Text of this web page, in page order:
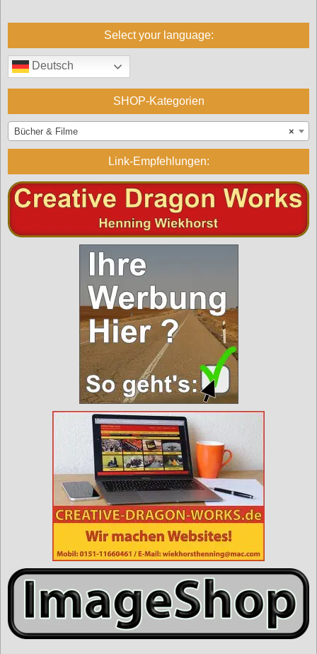
Select your language:
Deutsch
SHOP-Kategorien
×
Bücher & Filme
Link-Empfehlungen: